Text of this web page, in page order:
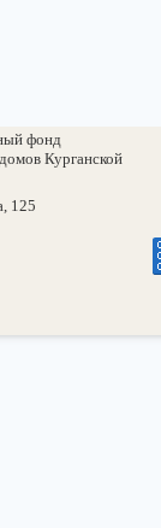
фонд
Курганской
125